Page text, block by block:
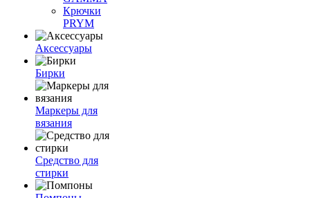
Крючки
PRYM
Аксессуары
Бирки
Маркеры для
вязания
Средство для
стирки